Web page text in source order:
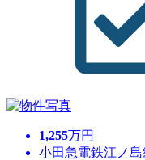
1,255万円
小田急電鉄江ノ